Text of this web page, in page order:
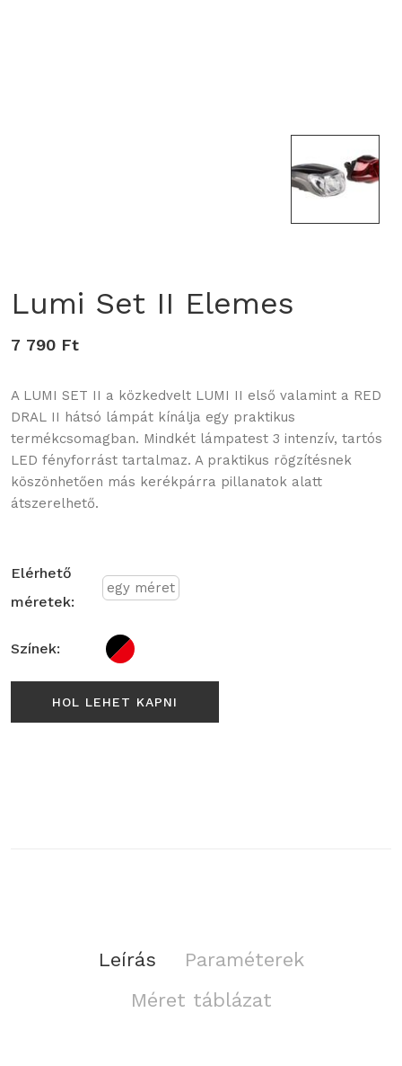
Lumi Set II Elemes
7 790 Ft
A LUMI SET II a közkedvelt LUMI II első valamint a RED
DRAL II hátsó lámpát kínálja egy praktikus
termékcsomagban. Mindkét lámpatest 3 intenzív, tartós
LED fényforrást tartalmaz. A praktikus rögzítésnek
köszönhetően más kerékpárra pillanatok alatt
átszerelhető.
Elérhető
méretek:
egy méret
Színek:
HOL LEHET KAPNI
Leírás
Paraméterek
Méret táblázat